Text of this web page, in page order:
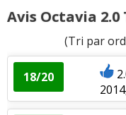
Avis Octavia 2.0
(Tri par
18/20